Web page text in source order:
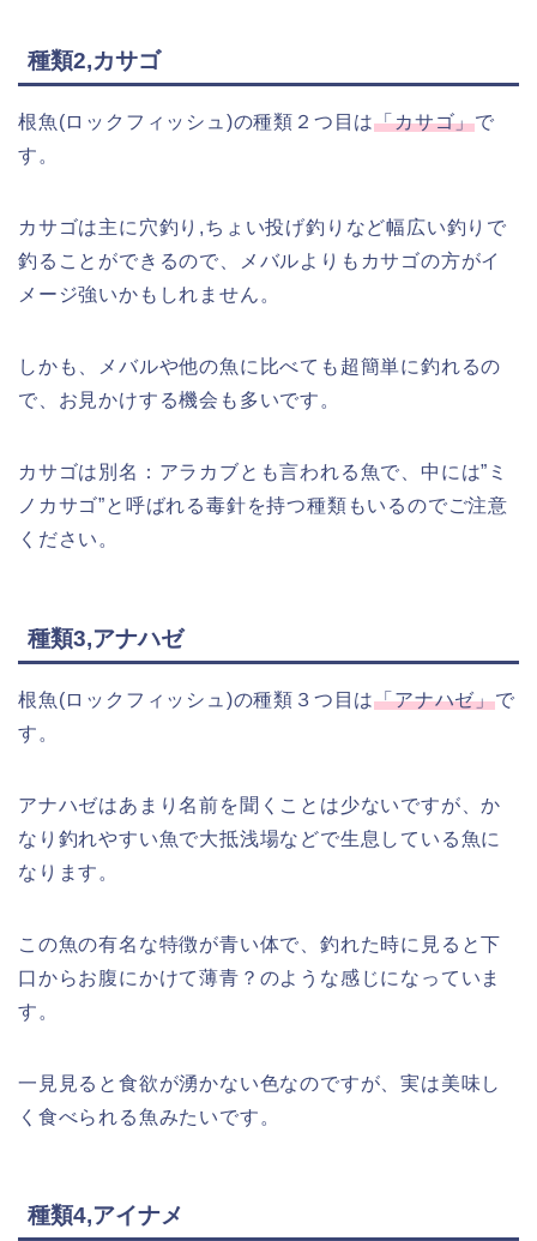
種類2,カサゴ
根魚(ロックフィッシュ)の種類２つ目は「カサゴ」で
す。
カサゴは主に穴釣り,ちょい投げ釣りなど幅広い釣りで
釣ることができるので、メバルよりもカサゴの方がイ
メージ強いかもしれません。
しかも、メバルや他の魚に比べても超簡単に釣れるの
で、お見かけする機会も多いです。
カサゴは別名：アラカブとも言われる魚で、中には”ミ
ノカサゴ”と呼ばれる毒針を持つ種類もいるのでご注意
ください。
種類3,アナハゼ
根魚(ロックフィッシュ)の種類３つ目は「アナハゼ」で
す。
アナハゼはあまり名前を聞くことは少ないですが、か
なり釣れやすい魚で大抵浅場などで生息している魚に
なります。
この魚の有名な特徴が青い体で、釣れた時に見ると下
口からお腹にかけて薄青？のような感じになっていま
す。
一見見ると食欲が湧かない色なのですが、実は美味し
く食べられる魚みたいです。
種類4,アイナメ